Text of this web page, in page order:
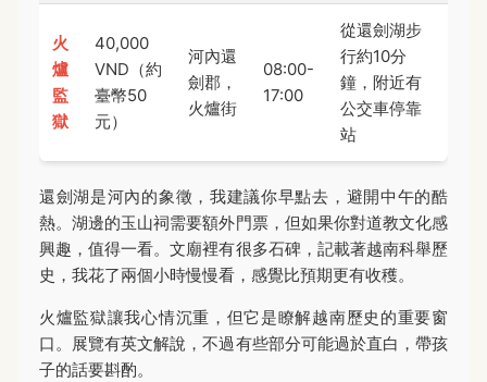
火
爐
監
獄
40,000
VND（約
臺幣50
元）
河內還
劍郡，
火爐街
08:00-
17:00
從還劍湖步
行約10分
鐘，附近有
公交車停靠
站
還劍湖是河內的象徵，我建議你早點去，避開中午的酷
熱。湖邊的玉山祠需要額外門票，但如果你對道教文化感
興趣，值得一看。文廟裡有很多石碑，記載著越南科舉歷
史，我花了兩個小時慢慢看，感覺比預期更有收穫。
火爐監獄讓我心情沉重，但它是瞭解越南歷史的重要窗
口。展覽有英文解說，不過有些部分可能過於直白，帶孩
子的話要斟酌。